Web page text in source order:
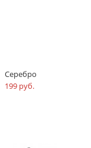
Серебро
199 руб.